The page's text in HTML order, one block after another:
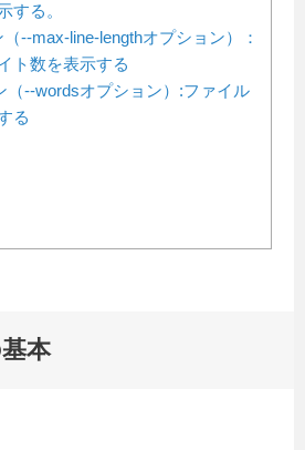
する。
--max-line-lengthオプション）：
ト数を表示する
--wordsオプション）:ファイル
る
本